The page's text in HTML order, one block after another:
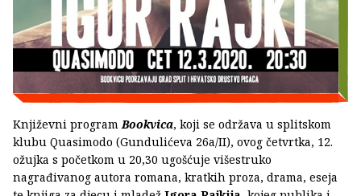
Književni programBookvica, koji se održava u splitskom
klubu Quasimodo (Gundulićeva 26a/II), ovog četvrtka, 12.
ožujka s početkom u 20,30 ugošćuje višestruko
nagrađivanog autora romana, kratkih proza, drama, eseja